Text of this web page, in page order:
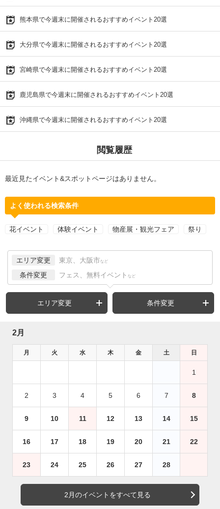
熊本県で今週末に開催されるおすすめイベント20選
大分県で今週末に開催されるおすすめイベント20選
宮崎県で今週末に開催されるおすすめイベント20選
鹿児島県で今週末に開催されるおすすめイベント20選
沖縄県で今週末に開催されるおすすめイベント20選
閲覧履歴
最近見たイベント&スポットページはありません。
よく使われる検索条件
花イベント 体験イベント 物産展・観光フェア 祭り
エリア変更 東京、大阪市 など
条件変更 フェス、無料イベント など
エリア変更 条件変更
2月
月 火 水 木 金 土 日
1
2 3 4 5 6 7 8
9 10 11 12 13 14 15
16 17 18 19 20 21 22
23 24 25 26 27 28
2月のイベントをすべて見る